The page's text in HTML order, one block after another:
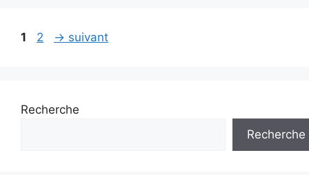
Page
1 Page
2 → suivant
Recherche
Recherche